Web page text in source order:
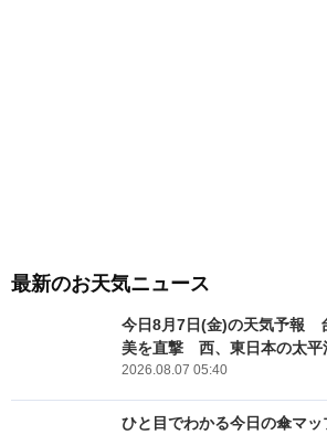
最新のお天気ニュース
今日8月7日(金)の天気予報
美を直撃 西、東日本の太平
2026.08.07 05:40
ひと目でわかる今日の傘マ